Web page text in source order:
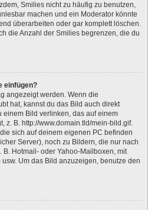
Smilies nicht zu häufig zu benutzen,
machen und ein Moderator könnte
überarbeiten oder gar komplett löschen.
die Anzahl der Smilies begrenzen, die du
einfügen?
angezeigt werden. Wenn die
hat, kannst du das Bild auch direkt
einem Bild verlinken, das auf einem
z. B. http://www.domain.tld/mein-bild.gif.
sich auf deinem eigenen PC befinden
Server), noch zu Bildern, die nur nach
Hotmail- oder Yahoo-Mailboxen, mit
Um das Bild anzuzeigen, benutze den